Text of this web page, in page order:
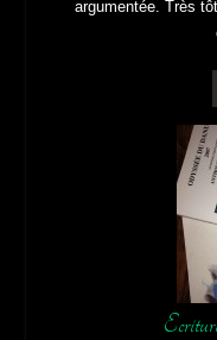
argumentée. Très